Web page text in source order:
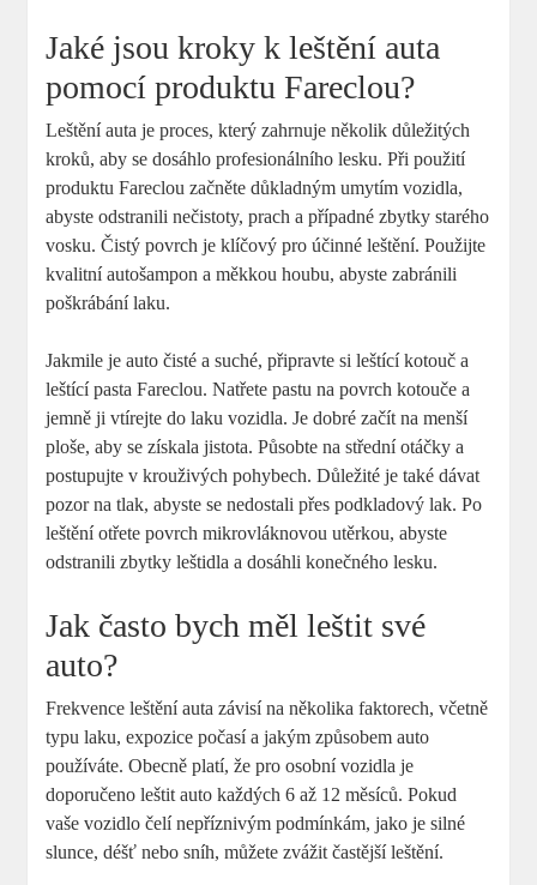
Jaké jsou kroky k leštění auta
pomocí produktu Fareclou?
Leštění auta je proces, který zahrnuje několik důležitých
kroků, aby se dosáhlo profesionálního lesku. Při použití
produktu Fareclou začněte důkladným umytím vozidla,
abyste odstranili nečistoty, prach a případné zbytky starého
vosku. Čistý povrch je klíčový pro účinné leštění. Použijte
kvalitní autošampon a měkkou houbu, abyste zabránili
poškrábání laku.
Jakmile je auto čisté a suché, připravte si leštící kotouč a
leštící pasta Fareclou. Natřete pastu na povrch kotouče a
jemně ji vtírejte do laku vozidla. Je dobré začít na menší
ploše, aby se získala jistota. Působte na střední otáčky a
postupujte v krouživých pohybech. Důležité je také dávat
pozor na tlak, abyste se nedostali přes podkladový lak. Po
leštění otřete povrch mikrovláknovou utěrkou, abyste
odstranili zbytky leštidla a dosáhli konečného lesku.
Jak často bych měl leštit své
auto?
Frekvence leštění auta závisí na několika faktorech, včetně
typu laku, expozice počasí a jakým způsobem auto
používáte. Obecně platí, že pro osobní vozidla je
doporučeno leštit auto každých 6 až 12 měsíců. Pokud
vaše vozidlo čelí nepříznivým podmínkám, jako je silné
slunce, déšť nebo sníh, můžete zvážit častější leštění.